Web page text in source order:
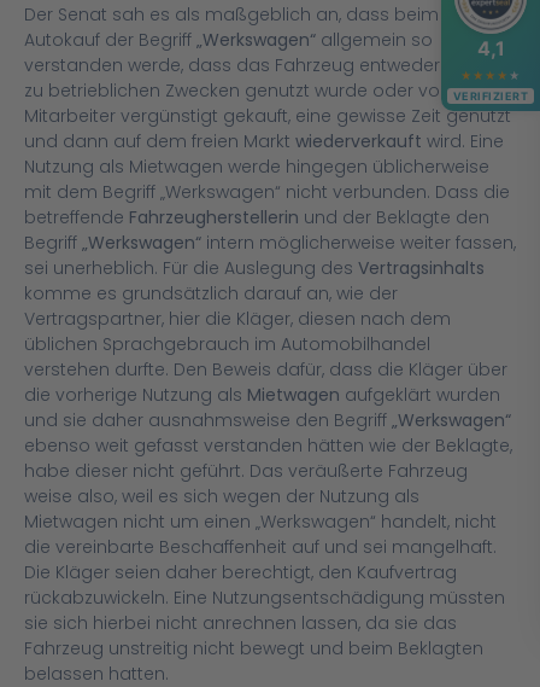
Der Senat sah es als maßgeblich an, dass beim
Autokauf der Begriff „Werkswagen“ allgemein so
verstanden werde, dass das Fahrzeug entweder im Werk
zu betrieblichen Zwecken genutzt wurde oder von einem
Mitarbeiter vergünstigt gekauft, eine gewisse Zeit genutzt
und dann auf dem freien Markt wiederverkauft wird. Eine
Nutzung als Mietwagen werde hingegen üblicherweise
mit dem Begriff „Werkswagen“ nicht verbunden. Dass die
betreffende Fahrzeugherstellerin und der Beklagte den
Begriff „Werkswagen“ intern möglicherweise weiter fassen,
sei unerheblich. Für die Auslegung des Vertragsinhalts
komme es grundsätzlich darauf an, wie der
Vertragspartner, hier die Kläger, diesen nach dem
üblichen Sprachgebrauch im Automobilhandel
verstehen durfte. Den Beweis dafür, dass die Kläger über
die vorherige Nutzung als Mietwagen aufgeklärt wurden
und sie daher ausnahmsweise den Begriff „Werkswagen“
ebenso weit gefasst verstanden hätten wie der Beklagte,
habe dieser nicht geführt. Das veräußerte Fahrzeug
weise also, weil es sich wegen der Nutzung als
Mietwagen nicht um einen „Werkswagen“ handelt, nicht
die vereinbarte Beschaffenheit auf und sei mangelhaft.
Die Kläger seien daher berechtigt, den Kaufvertrag
rückabzuwickeln. Eine Nutzungsentschädigung müssten
sie sich hierbei nicht anrechnen lassen, da sie das
Fahrzeug unstreitig nicht bewegt und beim Beklagten
belassen hatten.
4,1
★ ★ ★ ★ ★
VERIFIZIERT